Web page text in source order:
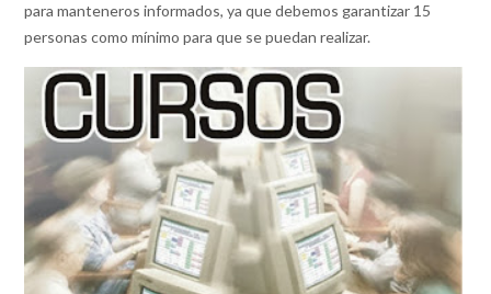
para manteneros informados, ya que debemos garantizar 15
personas como mínimo para que se puedan realizar.